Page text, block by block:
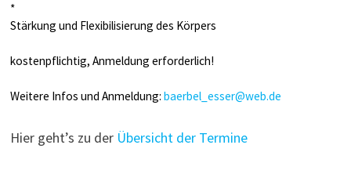
*
Stärkung und Flexibilisierung des Körpers
kostenpflichtig, Anmeldung erforderlich!
Weitere Infos und Anmeldung: baerbel_esser@web.de
Hier geht’s zu der Übersicht der Termine